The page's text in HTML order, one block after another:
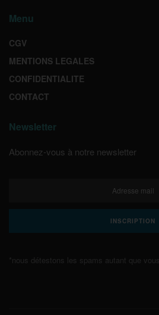
Menu
CGV
MENTIONS LEGALES
CONFIDENTIALITE
CONTACT
Newsletter
Abonnez-vous à notre newsletter
*nous détestons les spams autant que vous